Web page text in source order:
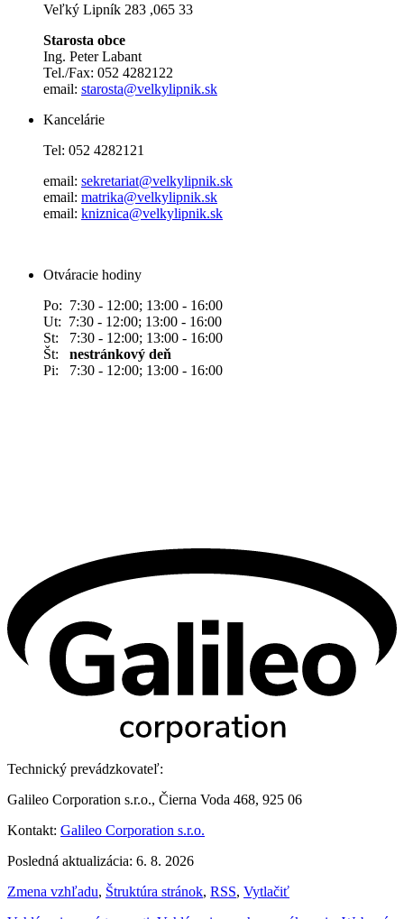
Veľký Lipník 283 ,065 33
Starosta obce
Ing. Peter Labant
Tel./Fax: 052 4282122
email: starosta@velkylipnik.sk
Kancelárie
Tel: 052 4282121
email: sekretariat@velkylipnik.sk
email: matrika@velkylipnik.sk
email: kniznica@velkylipnik.sk
Otváracie hodiny
Po: 7:30 - 12:00; 13:00 - 16:00
Ut: 7:30 - 12:00; 13:00 - 16:00
St: 7:30 - 12:00; 13:00 - 16:00
Št: nestránkový deň
Pi: 7:30 - 12:00; 13:00 - 16:00
Technický prevádzkovateľ:
Galileo Corporation s.r.o., Čierna Voda 468, 925 06
Kontakt: Galileo Corporation s.r.o.
Posledná aktualizácia: 6. 8. 2026
Zmena vzhľadu, Štruktúra stránok, RSS, Vytlačiť